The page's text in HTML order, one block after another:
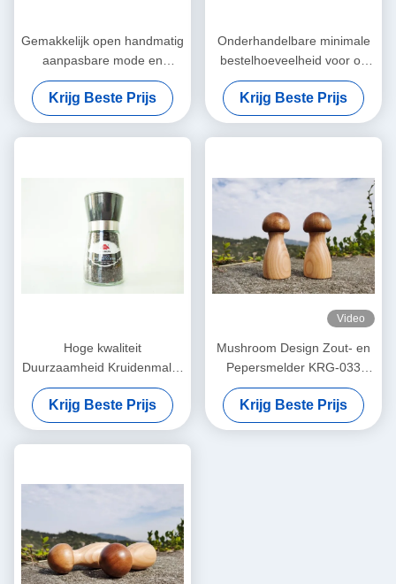
Gemakkelijk open handmatig
aanpasbare mode en
hervulbare specerijmaler
geschikt voor alle soorten
specerijen
Krijg Beste Prijs
Onderhandelbare minimale
bestelhoeveelheid voor op
maat gemaakte glazen zout-
en peperschaakers
Krijg Beste Prijs
Hoge kwaliteit
Duurzaamheid Kruidenmaler
kan hergebruikt en gevuld
worden met kruiden
Krijg Beste Prijs
Video
Mushroom Design Zout- en
Pepersmelder KRG-033
Model Keramische kern en
houten pot
Krijg Beste Prijs